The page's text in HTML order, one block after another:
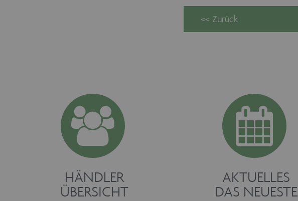
HÄNDLER
ÜBERSICHT
AKTUELLES
DAS NEUESTE